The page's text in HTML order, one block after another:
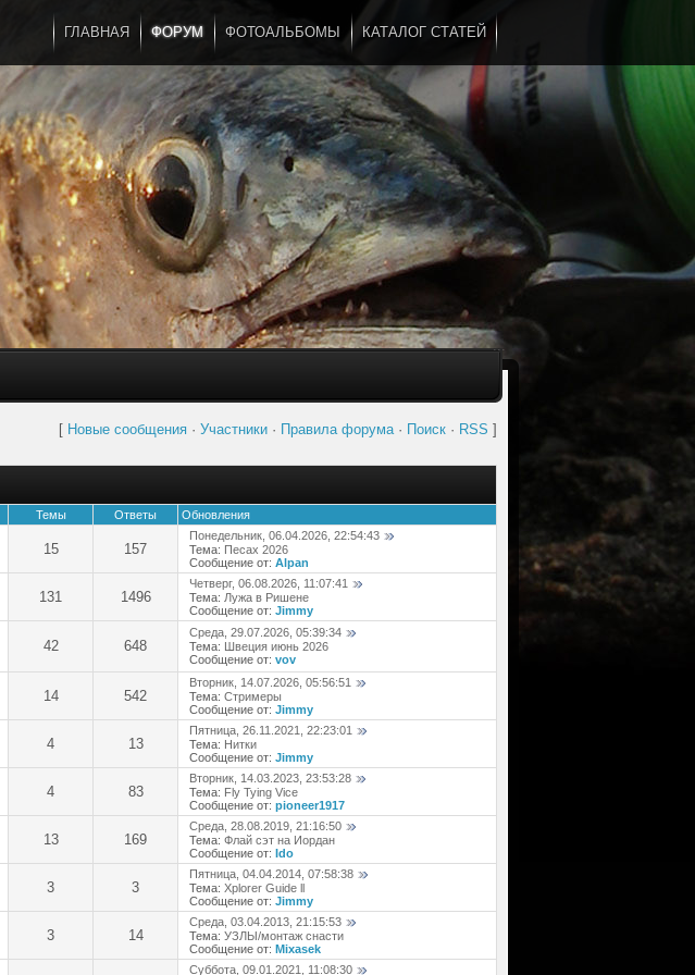
ГЛАВНАЯ ФОРУМ ФОТОАЛЬБОМЫ КАТАЛОГ СТАТЕЙ
...
[ Новые сообщения · Участники · Правила форума· Поиск · RSS ]
Темы Ответы Обновления
15 157
Понедельник, 06.04.2026, 22:54:43
Тема: Песах 2026
Сообщение от: Alpan
131 1496
Четверг, 06.08.2026, 11:07:41
Тема: Лужа в Ришене
Сообщение от: Jimmy
42 648
Среда, 29.07.2026, 05:39:34
Тема: Швеция июнь 2026
Сообщение от: vov
14 542
Вторник, 14.07.2026, 05:56:51
Тема: Стримеры
Сообщение от: Jimmy
4 13
Пятница, 26.11.2021, 22:23:01
Тема: Нитки
Сообщение от: Jimmy
4 83
Вторник, 14.03.2023, 23:53:28
Тема: Fly Tying Vice
Сообщение от: pioneer1917
13 169
Среда, 28.08.2019, 21:16:50
Тема: Флай сэт на Иордан
Сообщение от: Ido
3 3
Пятница, 04.04.2014, 07:58:38
Тема: Xplorer Guide ll
Сообщение от: Jimmy
3 14
Среда, 03.04.2013, 21:15:53
Тема: УЗЛЫ/монтаж снасти
Сообщение от: Mixasek
Суббота, 09.01.2021, 11:08:30